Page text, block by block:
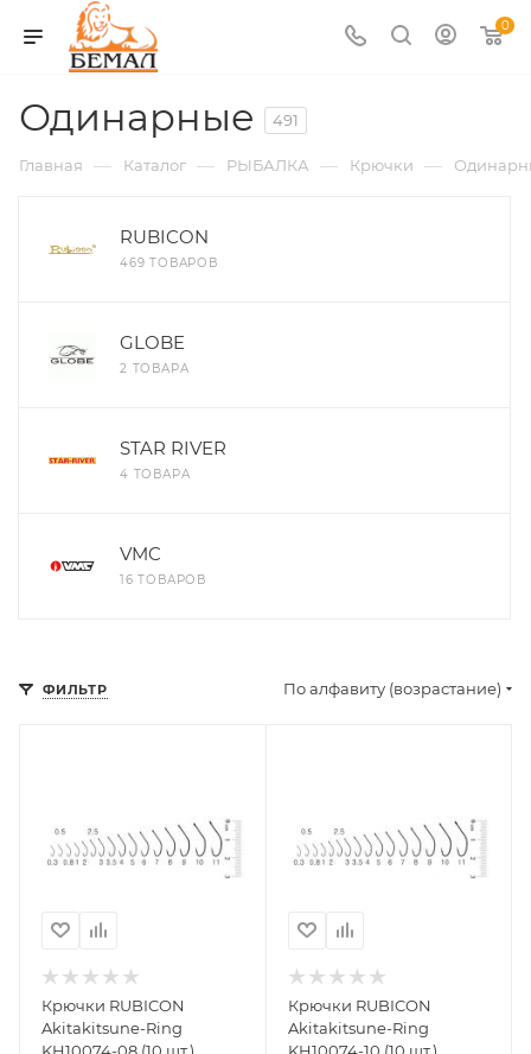
0
Одинарные 491
Главная — Каталог — РЫБАЛКА — Крючки —
RUBICON
469 ТОВАРОВ
GLOBE
2 ТОВАРА
STAR RIVER
4 ТОВАРА
VMC
16 ТОВАРОВ
ФИЛЬТР По алфавиту (возрастание)
Крючки RUBICON
Akitakitsune-Ring
KH10074-08 (10 шт.)
Крючки RUBICON
Akitakitsune-Ring
KH10074-10 (10 шт.)